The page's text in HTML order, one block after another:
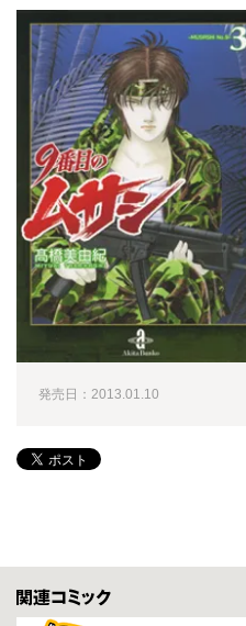
発売日：2013.01.10
関連コミックス